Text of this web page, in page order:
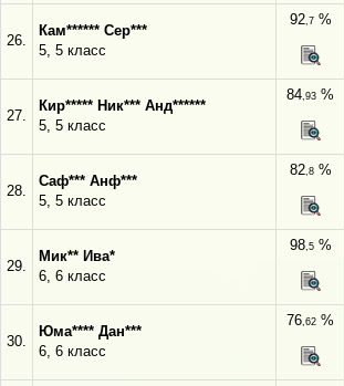
26.
Кам****** Сер***
5, 5 класс
92,7%
27.
Кир***** Ник*** Анд******
5, 5 класс
84,93 %
28.
Саф*** Анф***
5, 5 класс
82,8%
29.
Мик** Ива*
6, 6 класс
98,5%
30.
Юма**** Дан***
6, 6 класс
76,62 %